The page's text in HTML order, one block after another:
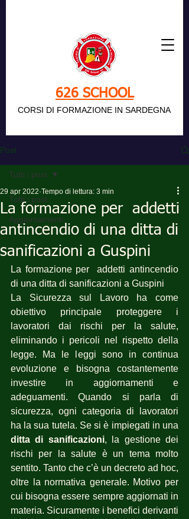
626 SCHOOL
CORSI DI FORMAZIONE IN SARDEGNA
Post
Tutti i post
Aggiornamenti
Tutti i post
La formazione per addetti
antincendio di una ditta di
sanificazioni a Guspini
29 apr 2022 Tempo di lettura: 3 min
La formazione per  addetti antincendio
di una ditta di sanificazioni a Guspini
La Sicurezza sul Lavoro ha come
obiettivo principale proteggere i
lavoratori dai rischi per la salute,
eliminando i pericoli nel rispetto della
legge. Ma le leggi sono in continua
evoluzione e bisogna costantemente
investire in aggiornamenti e
adeguamenti. Quando si parla di
sicurezza, ogni categoria di lavoratori
ditta di sanificazioni, la gestione dei
rischi per la salute è un tema molto
sentito. Tanto che c’è un decreto ad hoc,
oltre la normativa generale. Motivo per
cui bisogna essere sempre aggiornati in
materia. Sicuramente i benefici derivanti